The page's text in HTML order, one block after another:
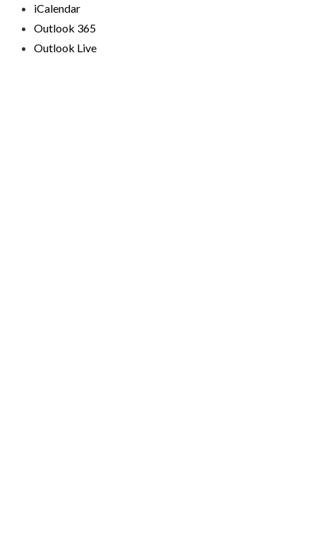
iCalendar
Outlook 365
Outlook Live